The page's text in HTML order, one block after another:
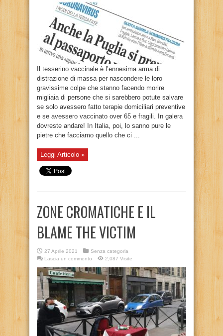
Il tesserino vaccinale è l’ennesima arma di
distrazione di massa per nascondere le loro
gravissime colpe che stanno facendo morire
migliaia di persone che si sarebbero potute salvare
se solo avessero fatto terapie domiciliari preventive
e se avessero vaccinato over 65 e fragili. In galera
dovreste andare! In Italia, poi, lo sanno pure le
pietre che facciamo quello che ci ...
Leggi Articolo »
ZONE CROMATICHE E IL
BLAME THE VICTIM
27 Aprile 2021
Senza categoria
Lascia un commento
2,087 Visite